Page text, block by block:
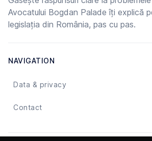
Avocatului Bogdan Palade îți explică
legislația din România, pas cu pas.
NAVIGATION
Data & privacy
Contact